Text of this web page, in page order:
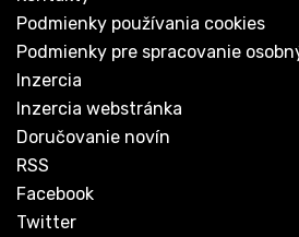
Podmienky používania cookies
Podmienky pre spracovanie
Inzercia
Inzercia webstránka
Doručovanie novín
RSS
Facebook
Twitter